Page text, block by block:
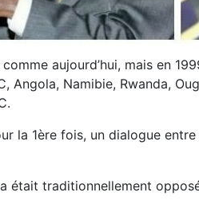
aujourd’hui, mais en
Angola, Namibie, Rwanda,
la 1ère fois, un dialogue
était traditionnellement